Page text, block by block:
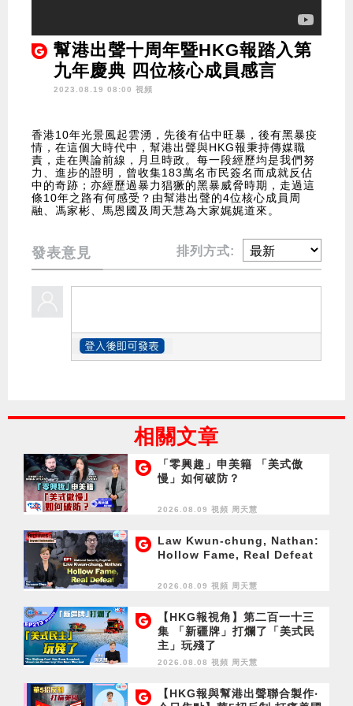
幫港出聲十周年暨HKG報踏入第
九年慶典 四位核心成員感言
2023.08.19 08:00 視頻
香港10年光景風起雲湧，先後有佔中旺暴，後有黑暴疫
情，在這個大時代中，幫港出聲與HKG報秉持傳媒職
責，走在輿論前線，月旦時政。每一段經歷均是我們努
力、進步的證明，曾收集183萬名市民簽名而成就反佔
中的奇跡；亦經歷過暴力猖獗的黑暴威脅時期，走過這
條10年之路有何感受？由幫港出聲的4位核心成員周
融、馮家彬、馬恩國及周天慧為大家娓娓道來。
發表意見 排列方式:
相關文章
「零興趣」申美籍 「美式傲
慢」如何破防？
2026.08.09 視頻 周天慧
Law Kwun-chung, Nathan:
Hollow Fame, Real Defeat
2026.08.09 視頻 周天慧
【HKG報視角】第二百一十三
集 「新疆牌」打爛了「美式民
主」玩殘了
2026.08.08 視頻 周天慧
【HKG報與幫港出聲聯合製作‧